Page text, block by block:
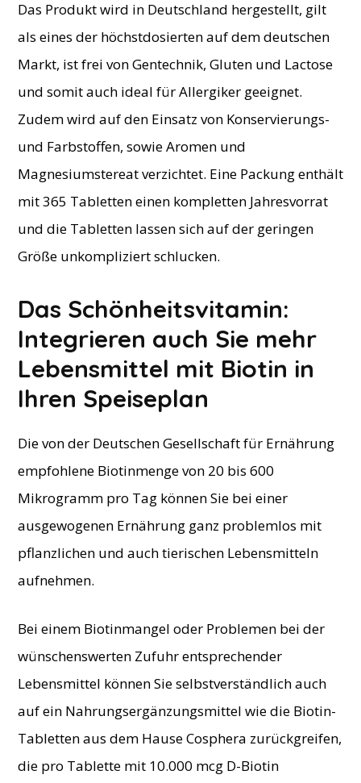
Das Produkt wird in Deutschland hergestellt, gilt
als eines der höchstdosierten auf dem deutschen
Markt, ist frei von Gentechnik, Gluten und Lactose
und somit auch ideal für Allergiker geeignet.
Zudem wird auf den Einsatz von Konservierungs-
und Farbstoffen, sowie Aromen und
Magnesiumstereat verzichtet. Eine Packung enthält
mit 365 Tabletten einen kompletten Jahresvorrat
und die Tabletten lassen sich auf der geringen
Größe unkompliziert schlucken.
​Das Schönheitsvitamin:
Integrieren auch Sie mehr
Lebensmittel mit Biotin in
Ihren Spei​seplan
Die von der Deutschen Gesellschaft für Ernährung
empfohlene Biotinmenge von 20 bis 600
Mikrogramm pro Tag können Sie bei einer
ausgewogenen Ernährung ganz problemlos mit
pflanzlichen und auch tierischen Lebensmitteln
aufnehmen.
Bei einem Biotinmangel oder Problemen bei der
wünschenswerten Zufuhr entsprechender
Lebensmittel können Sie selbstverständlich auch
auf ein Nahrungsergänzungsmittel wie die Biotin-
Tabletten aus dem Hause Cosphera zurückgreifen,
die pro Tablette mit 10.000 mcg D-Biotin